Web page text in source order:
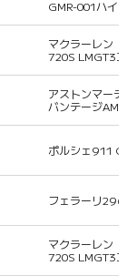
GMR-001ハイブ
マクラーレン
720S LMGT3エボ
アストンマーテ
バンテージAMR
ポルシェ911
フェラーリ296
マクラーレン
720S LMGT3エボ